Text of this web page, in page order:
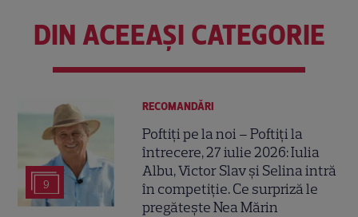
DIN ACEEAȘI CATEGORIE
9
RECOMANDĂRI
Poftiți pe la noi – Poftiți la
întrecere, 27 iulie 2026: Iulia
Albu, Victor Slav și Selina intră
în competiție. Ce surpriză le
pregătește Nea Mărin